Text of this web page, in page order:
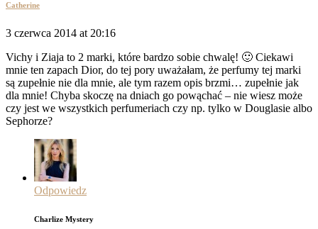
Catherine
3 czerwca 2014 at 20:16
Vichy i Ziaja to 2 marki, które bardzo sobie chwalę! 🙂 Ciekawi
mnie ten zapach Dior, do tej pory uważałam, że perfumy tej marki
są zupełnie nie dla mnie, ale tym razem opis brzmi… zupełnie jak
dla mnie! Chyba skoczę na dniach go powąchać – nie wiesz może
czy jest we wszystkich perfumeriach czy np. tylko w Douglasie albo
Sephorze?
Odpowiedz
Charlize Mystery